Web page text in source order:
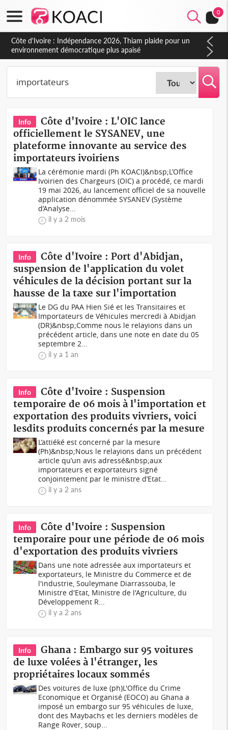
0
Côte d'Ivoire : Indépendance 2026, Thiam plaide pour un
environnement démocratique plus apaisé
Info
Côte d'Ivoire : L'OIC lance
officiellement le SYSANEV, une
plateforme innovante au service des
importateurs ivoiriens
La cérémonie mardi (Ph KOACI)&nbsp;L’Office
Ivoirien des Chargeurs (OIC) a procédé, ce mardi
19 mai 2026, au lancement officiel de sa nouvelle
application dénommée SYSANEV (Système
d’Analyse...
il y a 2 mois
Info
Côte d'Ivoire : Port d'Abidjan,
suspension de l'application du volet
véhicules de la décision portant sur la
hausse de la taxe sur l'importation
Le DG du PAA Hien Sié et les Transitaires et
Importateurs de Véhicules mercredi à Abidjan
(DR)&nbsp;Comme nous le relayions dans un
précédent article, dans une note en date du 05
septembre 2...
il y a 1 an
Info
Côte d'Ivoire : Suspension
temporaire de 06 mois à l'importation et
exportation des produits vivriers, voici
lesdits produits concernés par la mesure
L’attiéké est concerné par la mesure
(Ph)&nbsp;Nous le relayions dans un précédent
article qu’un avis adressé&nbsp;aux
importateurs et exportateurs signé
conjointement par le ministre d’Etat...
il y a 2 ans
Info
Côte d'Ivoire : Suspension
temporaire pour une période de 06 mois
d'exportation des produits vivriers
Dans une note adressée aux importateurs et
exportateurs, le Ministre du Commerce et de
l'industrie, Souleymane Diarrassouba, le
Ministre d'Etat, Ministre de l'Agriculture, du
Développement R...
il y a 2 ans
Info
Ghana : Embargo sur 95 voitures
de luxe volées à l'étranger, les
propriétaires locaux sommés
Des voitures de luxe (ph)L'Office du Crime
Economique et Organisé (EOCO) au Ghana a
imposé un embargo sur 95 véhicules de luxe,
dont des Maybachs et les derniers modèles de
Range Rover, soup...